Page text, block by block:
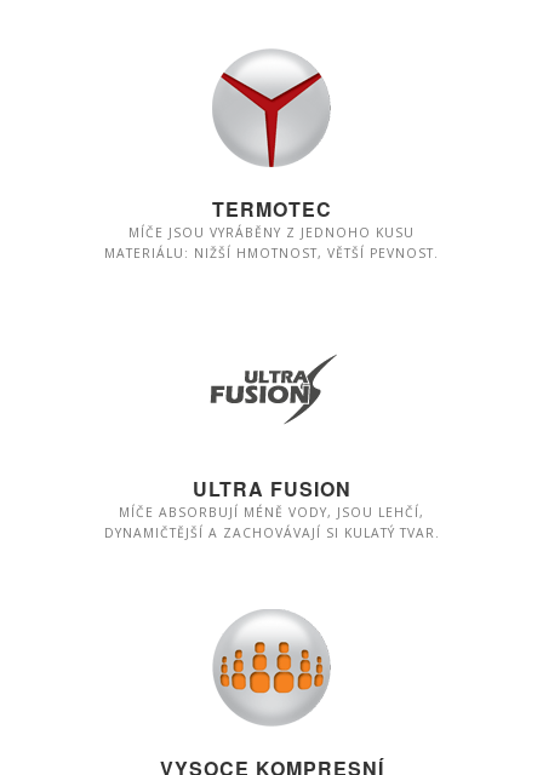
TERMOTEC
MÍČE JSOU VYRÁBĚNY Z JEDNOHO KUSU
MATERIÁLU: NIŽŠÍ HMOTNOST, VĚTŠÍ PEVNOST.
ULTRA FUSION
MÍČE ABSORBUJÍ MÉNĚ VODY, JSOU LEHČÍ,
DYNAMIČTĚJŠÍ A ZACHOVÁVAJÍ SI KULATÝ TVAR.
VYSOCE KOMPRESNÍ